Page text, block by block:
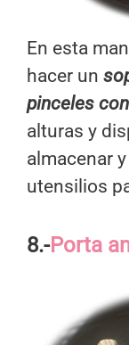
En esta
hacer un
pinceles
alturas y
almacenar
utensilios
8.-Porta